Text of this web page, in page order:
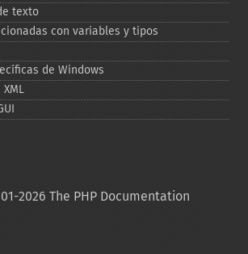
texto
con variables y tipos
de Windows
2026 The PHP Documentation